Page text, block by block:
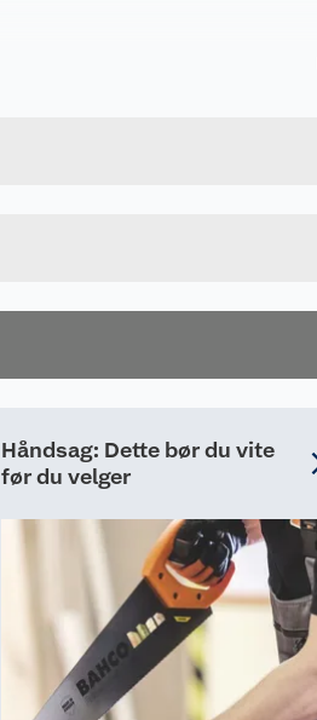
Håndsag: Dette bør du vite
før du velger